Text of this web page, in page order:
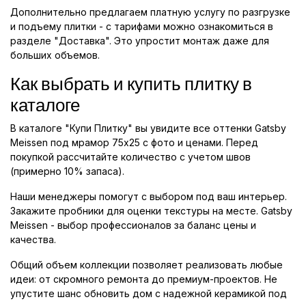
Дополнительно предлагаем платную услугу по разгрузке
и подъему плитки - с тарифами можно ознакомиться в
разделе "Доставка". Это упростит монтаж даже для
больших объемов.
Как выбрать и купить плитку в
каталоге
В каталоге "Купи Плитку" вы увидите все оттенки Gatsby
Meissen под мрамор 75x25 с фото и ценами. Перед
покупкой рассчитайте количество с учетом швов
(примерно 10% запаса).
Наши менеджеры помогут с выбором под ваш интерьер.
Закажите пробники для оценки текстуры на месте. Gatsby
Meissen - выбор профессионалов за баланс цены и
качества.
Общий объем коллекции позволяет реализовать любые
идеи: от скромного ремонта до премиум-проектов. Не
упустите шанс обновить дом с надежной керамикой под